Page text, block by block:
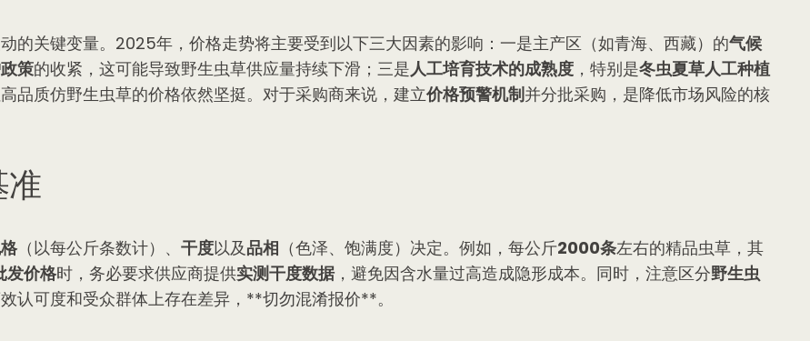
的关键变量。2025年，价格走势将主要受到以下三大因素的影响：一是主产区（如青海、西藏）的气候
策的收紧，这可能导致野生虫草供应量持续下滑；三是人工培育技术的成熟度 ，特别是冬虫夏草人工种植
品质仿野生虫草的价格依然坚挺。对于采购商来说，建立价格预警机制并分批采购，是降低市场风险的核
准
（以每公斤条数计）、 干度以及品相 （色泽、饱满度）决定。例如，每公斤2000条左右的精品虫草，其
发价格时，务必要求供应商提供实测干度数据，避免因含水量过高造成隐形成本。同时，注意区分野生虫
认可度和受众群体上存在差异，**切勿混淆报价**。